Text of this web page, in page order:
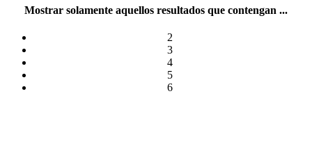
Mostrar solamente aquellos resultados que contengan ...
2
3
4
5
6